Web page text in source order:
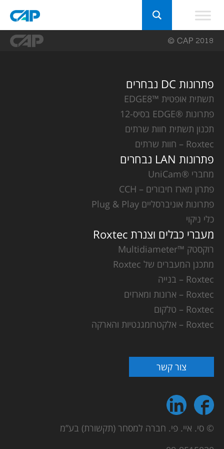
פתרונות DC נבחרים
תשתית אופטית ™EDGE8
פתרונות ®EDGE בסיס-12
תכנון תשתית חוות שרתים
Roxtec – חוות שרתים
פתרונות LAN נבחרים
מחברי ®UniCam
פתרון מארז חיבורים – CCH
פתרונות אוניברסליים Plug & Play
כלי ניקוי
מעברי כבלים וצנרת Roxtec
רוקסטק ™Multidiameter
מתכנן המעברים של Roxtec
Roxtec – בנייה
Roxtec – ארונות ומארזים
Roxtec – טלקום
Roxtec – אלקטרומגנטיות והארקה
צור קשר
© סי. איי. פי. חברה למסחר (תקשורת) בע”מ